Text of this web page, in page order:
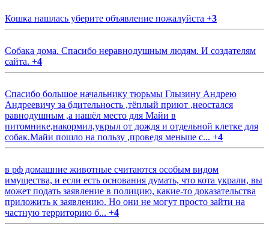
Кошка нашлась уберите объявление пожалуйста +3
Собака дома. Спасибо неравнодушным людям. И создателям
сайта. +4
Спасибо большое начальнику тюрьмы Глызину Андрею
Андреевичу за бдительность ,тёплый приют ,неостался
равнодушным ,а нашёл место для Майи в
питомнике,накормил,укрыл от дождя и отдельной клетке для
собак.Майи пошло на пользу ,проведя меньше с... +4
в рф домашние животные считаются особым видом
имущества, и если есть основания думать, что кота украли, вы
может подать заявление в полицию, какие-то доказательства
приложить к заявлению. Но они не могут просто зайти на
частную территорию б... +4